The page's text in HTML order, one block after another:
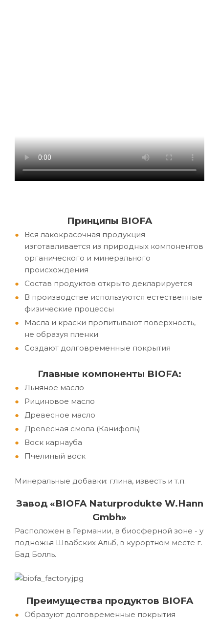
Принципы BIOFA
Вся лакокрасочная продукция
изготавливается из природных компонентов
органического и минерального
происхождения
Состав продуктов открыто декларируется
В производстве используются естественные
физические процессы
Масла и краски пропитывают поверхность,
не образуя пленки
Создают долговременные покрытия
Главные компоненты BIOFA:
Льняное масло
Рициновое масло
Древесное масло
Древесная смола (Канифоль)
Воск карнауба
Пчелиный воск
Минеральные добавки: глина, известь и т.п.
Завод «BIOFA Naturprodukte W.Hann
Gmbh»
Расположен в Германии, в биосферной зоне - у
подножья Швабских Альб, в курортном месте г.
Бад Болль.
Преимущества продуктов BIOFA
Образуют долговременные покрытия